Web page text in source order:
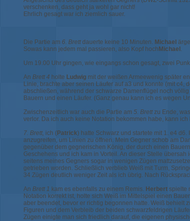
verschenken, dass geht ja wohl gar nicht!
Ehrlich gesagt war ich ziemlich sauer.
Die Partie am 6. Brettdauerte keine 10 Minuten. Michael
Sowas kann jedem mal passieren, also Kopf hoch Michael .
Um 19.00 Uhr gingen, wie eingangs schon gesagt, zwei
An Brett 4 holte Ludwig mit der weißen Armeewenig später
Linie, brachte aber seinen Läufer auf a3 und konnte (mit
abschließen, während der schwarze Damenflügel noch
Bauern und einen Läufer. (Ganz genau kann ich es wegen
Zwischenzeitlich war auch die Partie am 5. Brettzu Ende,
verlor. Da ich auch keine Notation bekommen habe, kann
7. Brett, ich (Patrick) hatte Schwarz und startete mit 1. e4
anzugreifen, um Linien zu öffnen. Mein Gegner schob am
gegenüber dem gegnerischen König, der durch einen
Geschehens und ich kam in Vorteil. An dieser Stelle
seitens meines Gegners sogar in wenigen Zügen
getrieben worden. Schließlich verblieb Weiß mit Turm,
34 Zügen deutlich weniger Zeit als ich übrig. Nach
An Brett 1 kam es ebenfalls zu einem Remis. Herbert spielte
Notation korrekt ist, holte sich Weiß im Mittelspiel einen
aber beendet, bevor er richtig begonnen hatte. Weiß behielt
Figuren und dem Verbleib der beiden schwarzfeldrigen
Zügen einigte man sich friedlich darauf, die eigenen